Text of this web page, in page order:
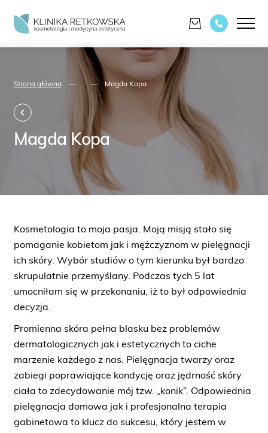
Strona główna — — Magda Kopa
Magda Kopa
Kosmetologia to moja pasja. Moją misją stało się
pomaganie kobietom jak i mężczyznom w pielęgnacji
ich skóry. Wybór studiów o tym kierunku był bardzo
skrupulatnie przemyślany. Podczas tych 5 lat
umocniłam się w przekonaniu, iż to był odpowiednia
decyzja.
Promienna skóra pełna blasku bez problemów
dermatologicznych jak i estetycznych to ciche
marzenie każdego z nas. Pielęgnacja twarzy oraz
zabiegi poprawiające kondycję oraz jędrność skóry
ciała to zdecydowanie mój tzw. „konik”. Odpowiednia
pielęgnacja domowa jak i profesjonalna terapia
gabinetowa to klucz do sukcesu, który jestem w